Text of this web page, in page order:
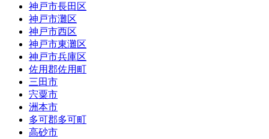
神戸市長田区
神戸市灘区
神戸市西区
神戸市東灘区
神戸市兵庫区
佐用郡佐用町
三田市
宍粟市
洲本市
多可郡多可町
高砂市